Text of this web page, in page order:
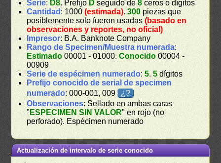
Serie: D8. Prefijo D seguido de8 ceros o dígitos
Cantidad : 1000(estimada).300 piezas que
posiblemente solo fueron usadas(basado en
observaciones y reportes, no oficial)
Impresor: B.A. Banknote Company
Rango de Specimen/Muestra numerada:
Estimado 00001 - 01000.Conocido 00004 -
00909
Serie de espécimen numerado:5.5 dígitos
Prefijo conocido de serial de specimen
numerado: 000-001, 009
¿?
Observaciones: Sellado en ambas caras
" ESPECIMEN SIN VALOR" en rojo (no
perforado). Espécimen numerado
Actualización de intervalo de serie conocido